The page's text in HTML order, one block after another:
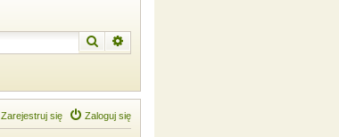
Szukaj
Zaloguj się
Zarejestruj się